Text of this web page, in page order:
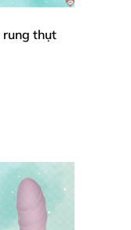
giác
rung thụt